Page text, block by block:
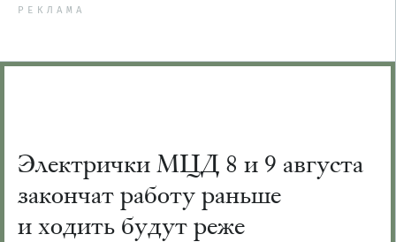
РЕКЛАМА
Электрички МЦД 8 и 9 августа
закончат работу раньше
и ходить будут реже